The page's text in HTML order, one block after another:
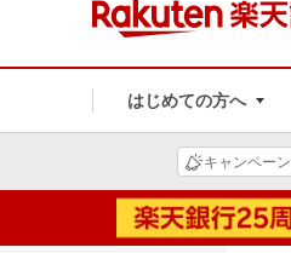
はじめての方へ
キャンペーン